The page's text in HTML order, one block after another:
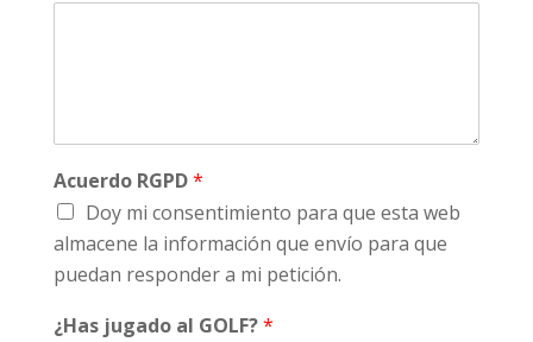
Acuerdo RGPD*
Doy mi consentimiento para que esta web
almacene la información que envío para que
puedan responder a mi petición.
¿Has jugado al GOLF?*